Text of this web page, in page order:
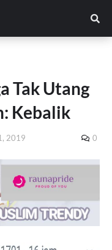
Tak Utang
Kebalik
2019 0